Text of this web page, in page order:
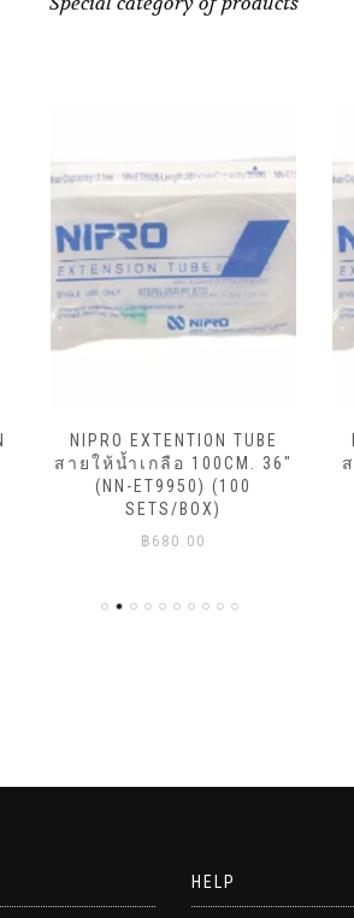
NIPRO EXTENTION TUBE
สายให้น้ำเกลือ 100CM. 36″
(NN-ET9950) (100
SETS/BOX)
฿ 680.00
HELP